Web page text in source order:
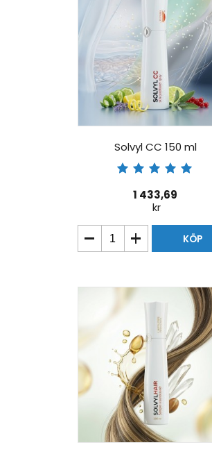
Solvyl CC 150 ml
1 433,69
kr
KÖP